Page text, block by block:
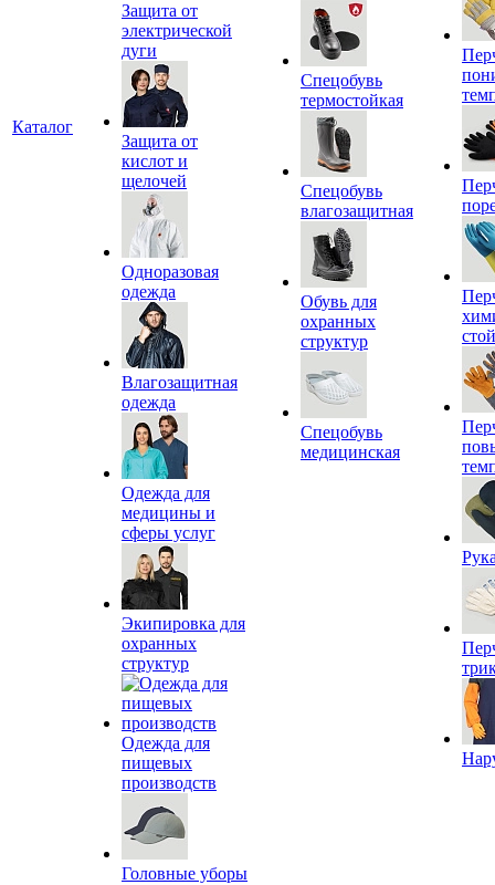
Каталог
Защита от
электрической
дуги
Защита от
кислот и
щелочей
Одноразовая
одежда
Влагозащитная
одежда
Одежда для
медицины и
сферы услуг
Экипировка для
охранных
структур
Одежда для
пищевых
производств
Головные уборы
Спецобувь
термостойкая
Спецобувь
влагозащитная
Обувь для
охранных
структур
Спецобувь
медицинская